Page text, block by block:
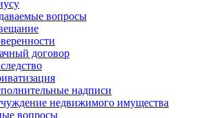
вопросы
договор
надписи
недвижимого имущества
вопросы